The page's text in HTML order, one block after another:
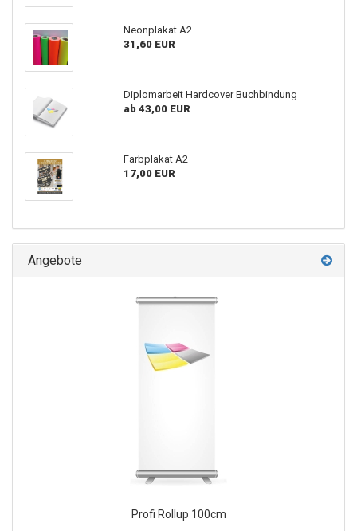
Neonplakat A2
31,60 EUR
Diplomarbeit Hardcover Buchbindung
ab 43,00 EUR
Farbplakat A2
17,00 EUR
Angebote
Profi Rollup 100cm